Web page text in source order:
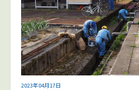
2023年04月17日